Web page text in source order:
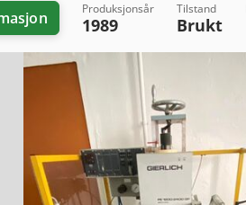
Produksjonsår
1989
Tilstand
Brukt